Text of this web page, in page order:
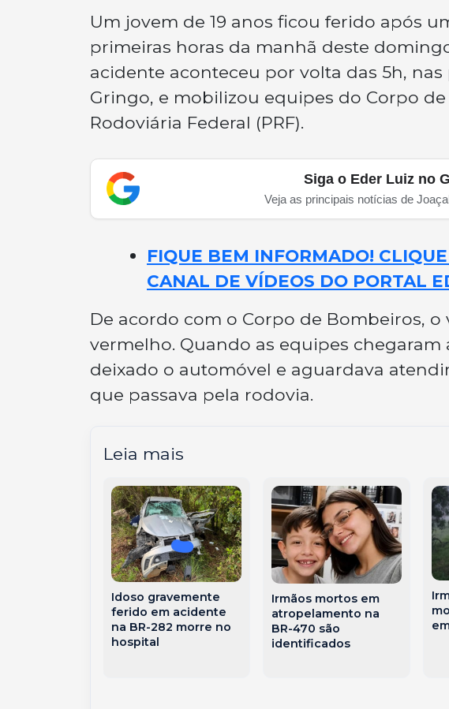
Um jovem de 19 anos ficou ferido após
primeiras horas da manhã deste
acidente aconteceu por volta das 5h,
Gringo, e mobilizou equipes do Corpo
Rodoviária Federal (PRF).
Siga o Eder Luiz no
Veja as principais notícias de
FIQUE BEM INFORMADO!
CANAL DE VÍDEOS DO PORTAL
De acordo com o Corpo de Bombeiros,
vermelho. Quando as equipes chegaram
deixado o automóvel e aguardava
que passava pela rodovia.
Leia mais
Idoso gravemente
ferido em acidente
na BR-282 morre no
hospital
Irmãos mortos em
atropelamento na
BR-470 são
identificados